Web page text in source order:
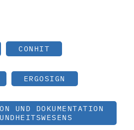
CONHIT
ERGOSIGN
UND DOKUMENTATION